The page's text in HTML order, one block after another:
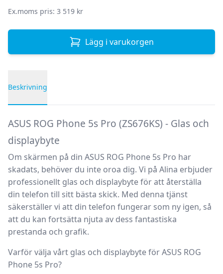
Ex.moms pris: 3 519 kr
Lägg i varukorgen
Beskrivning
ASUS ROG Phone 5s Pro (ZS676KS) - Glas och
displaybyte
Om skärmen på din ASUS ROG Phone 5s Pro har
skadats, behöver du inte oroa dig. Vi på Alina erbjuder
professionellt glas och displaybyte för att återställa
din telefon till sitt bästa skick. Med denna tjänst
säkerställer vi att din telefon fungerar som ny igen, så
att du kan fortsätta njuta av dess fantastiska
prestanda och grafik.
Varför välja vårt glas och displaybyte för ASUS ROG
Phone 5s Pro?